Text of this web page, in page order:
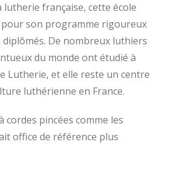
française, cette école
son programme rigoureux
diplômés. De nombreux luthiers
du monde ont étudié à
Lutherie, et elle reste un centre
luthérienne en France.
cordes pincées comme les
office de référence plus